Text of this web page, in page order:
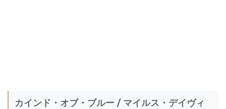
カインド・オブ・ブルー / マイルス・デイヴィ